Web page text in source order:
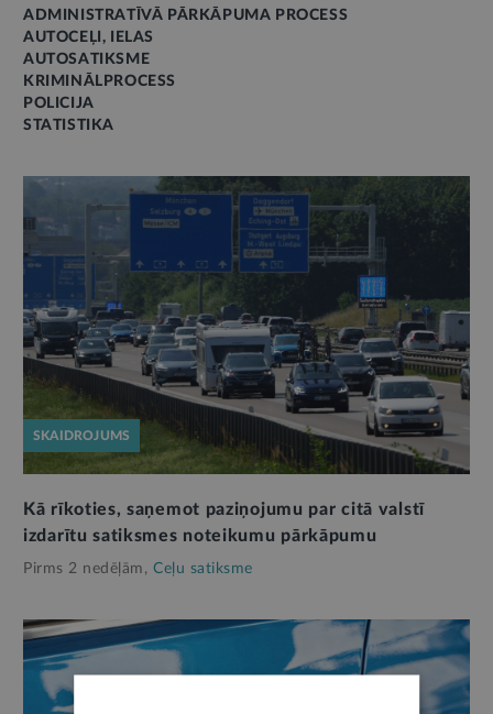
ADMINISTRATĪVĀ PĀRKĀPUMA PROCESS
AUTOCEĻI, IELAS
AUTOSATIKSME
KRIMINĀLPROCESS
POLICIJA
STATISTIKA
SKAIDROJUMS
Kā rīkoties, saņemot paziņojumu par citā valstī
izdarītu satiksmes noteikumu pārkāpumu
Pirms 2 nedēļām, Ceļu satiksme